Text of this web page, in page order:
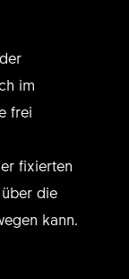
im
frei
fixierten
die
kann.